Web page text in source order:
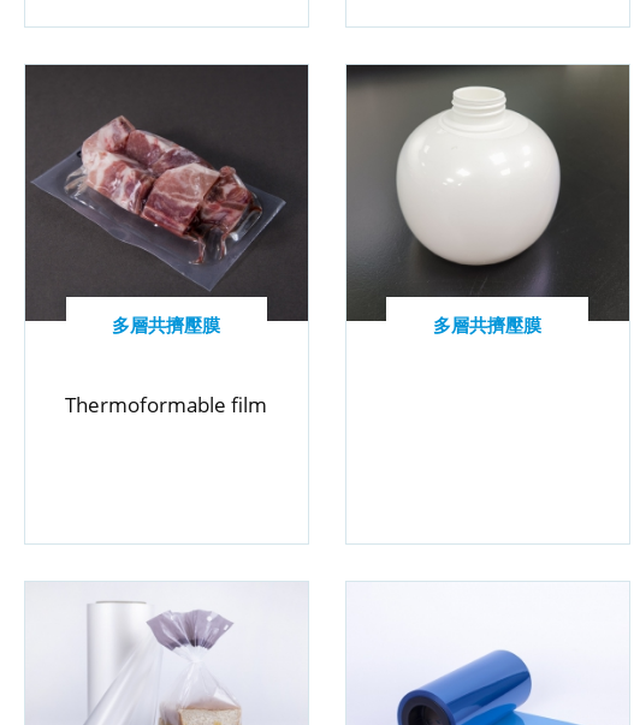
多層共擠壓膜
Thermoformable film
多層共擠壓膜